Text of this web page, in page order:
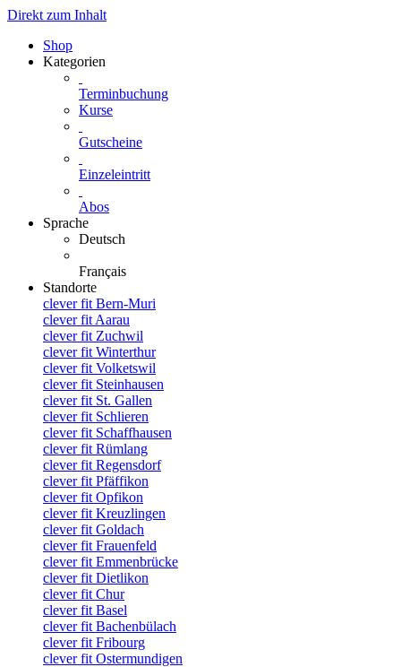
Direkt zum Inhalt
Shop
Kategorien
Terminbuchung
Kurse
Gutscheine
Einzeleintritt
Abos
Sprache
Deutsch
Français
Standorte
clever fit Bern-Muri
clever fit Aarau
clever fit Zuchwil
clever fit Winterthur
clever fit Volketswil
clever fit Steinhausen
clever fit St. Gallen
clever fit Schlieren
clever fit Schaffhausen
clever fit Rümlang
clever fit Regensdorf
clever fit Pfäffikon
clever fit Opfikon
clever fit Kreuzlingen
clever fit Goldach
clever fit Frauenfeld
clever fit Emmenbrücke
clever fit Dietlikon
clever fit Chur
clever fit Basel
clever fit Bachenbülach
clever fit Fribourg
clever fit Ostermundigen